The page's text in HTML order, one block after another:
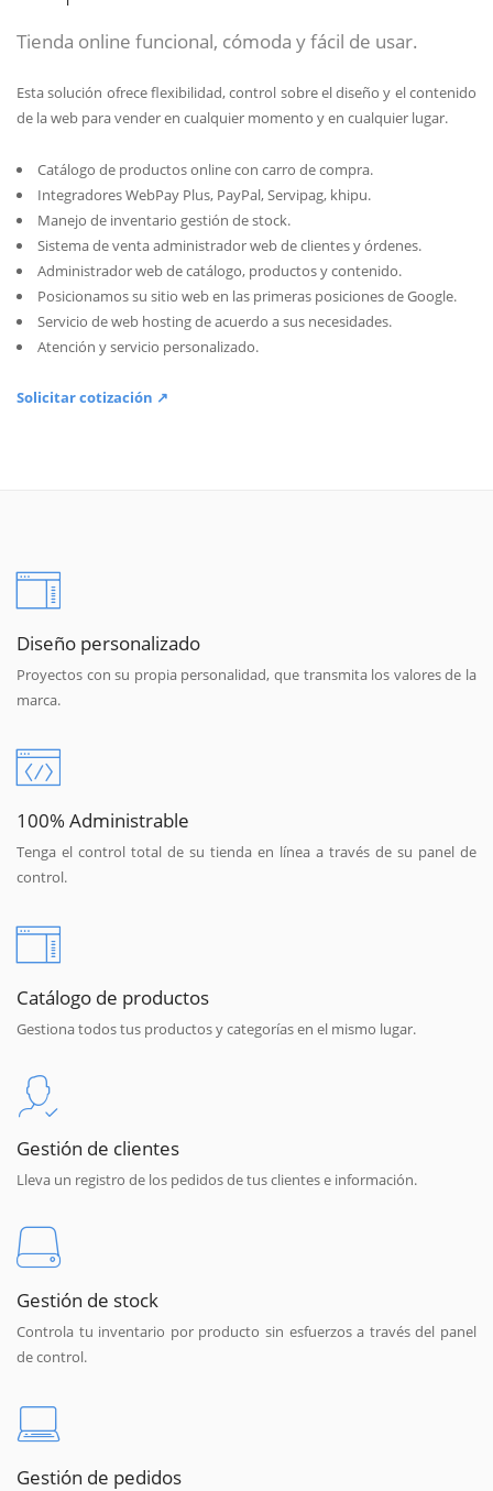
Tienda online funcional, cómoda y fácil de usar.
Esta solución ofrece flexibilidad, control sobre el diseño y el contenido
de la web para vender en cualquier momento y en cualquier lugar.
Catálogo de productos online con carro de compra.
Integradores WebPay Plus, PayPal, Servipag, khipu.
Manejo de inventario gestión de stock.
Sistema de venta administrador web de clientes y órdenes.
Administrador web de catálogo, productos y contenido.
Posicionamos su sitio web en las primeras posiciones de Google.
Servicio de web hosting de acuerdo a sus necesidades.
Atención y servicio personalizado.
Solicitar cotización ↗
Diseño personalizado
Proyectos con su propia personalidad, que transmita los valores de la
marca.
100% Administrable
Tenga el control total de su tienda en línea a través de su panel de
control.
Catálogo de productos
Gestiona todos tus productos y categorías en el mismo lugar.
Gestión de clientes
Lleva un registro de los pedidos de tus clientes e información.
Gestión de stock
Controla tu inventario por producto sin esfuerzos a través del panel
de control.
Gestión de pedidos